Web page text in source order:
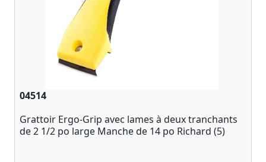
04514
Grattoir Ergo-Grip avec lames à deux tranchants
de 2 1/2 po large Manche de 14 po Richard (5)